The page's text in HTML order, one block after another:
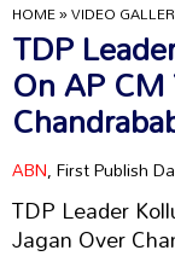
HOME»VIDEO
TDP
On AP
ABN, First Publish
TDP Leader
Jagan Over